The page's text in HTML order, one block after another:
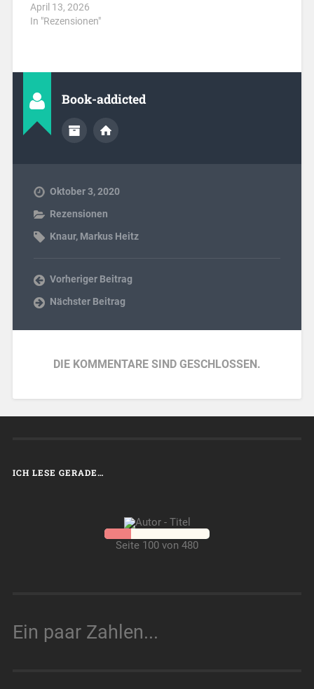
April 13, 2026
In "Rezensionen"
Book-addicted
Oktober 3, 2020
Rezensionen
Knaur, Markus Heitz
Vorheriger Beitrag
Nächster Beitrag
DIE KOMMENTARE SIND GESCHLOSSEN.
ICH LESE GERADE…
Seite 100 von 480
Ein paar Zahlen...